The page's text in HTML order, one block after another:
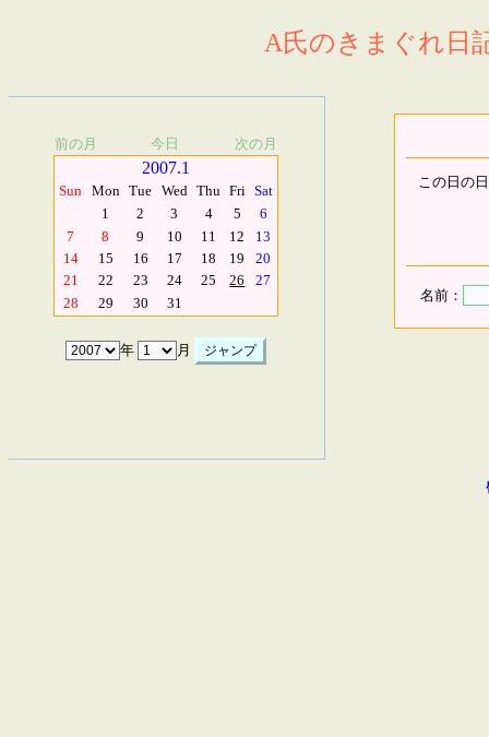
A氏のきまぐれ日
前の月 今日 次の月
2007.1
Sun Mon Tue Wed Thu Fri Sat
1
2 3 4 5
6
7
8 9 10 11 12
13
14
15 16 17 18 19
20
21
22 23 24 25 26
27
28
29 30 31
年 月
この日の
名前：